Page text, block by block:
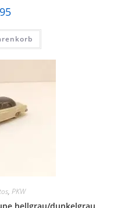
, PKW
hellgrau/dunkelgrau